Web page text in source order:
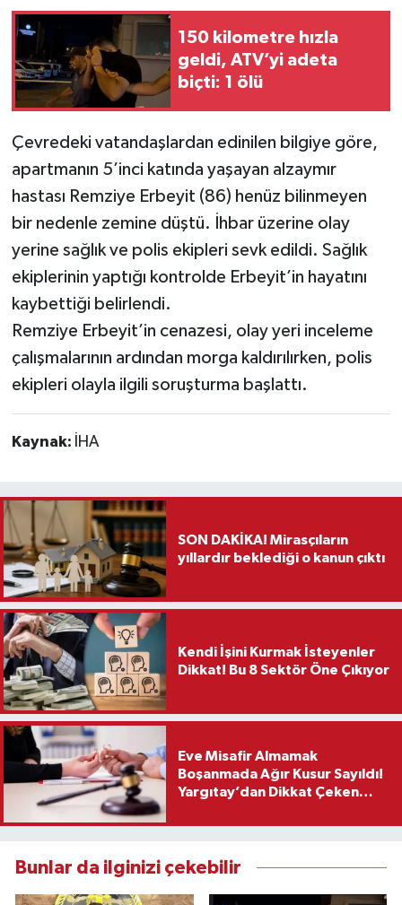
150 kilometre hızla
geldi, ATV’yi adeta
biçti: 1 ölü
Çevredeki vatandaşlardan edinilen bilgiye göre,
apartmanın 5’inci katında yaşayan alzaymır
hastası Remziye Erbeyit (86) henüz bilinmeyen
bir nedenle zemine düştü. İhbar üzerine olay
yerine sağlık ve polis ekipleri sevk edildi. Sağlık
ekiplerinin yaptığı kontrolde Erbeyit’in hayatını
kaybettiği belirlendi.
Remziye Erbeyit’in cenazesi, olay yeri inceleme
çalışmalarının ardından morga kaldırılırken, polis
ekipleri olayla ilgili soruşturma başlattı.
Kaynak: İHA
SON DAKİKA! Mirasçıların
yıllardır beklediği o kanun çıktı
Kendi İşini Kurmak İsteyenler
Dikkat! Bu 8 Sektör Öne Çıkıyor
Eve Misafir Almamak
Boşanmada Ağır Kusur Sayıldı!
Yargıtay’dan Dikkat Çeken
Bunlar da ilginizi çekebilir